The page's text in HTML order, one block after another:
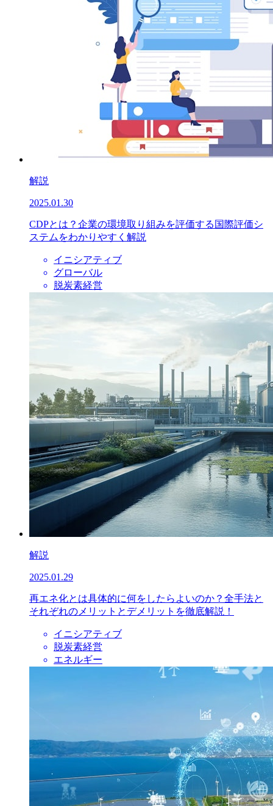
解説
2025.01.30
CDPとは？企業の環境取り組みを評価する国際評価シ
ステムをわかりやすく解説
イニシアティブ
グローバル
脱炭素経営
解説
2025.01.29
再エネ化とは具体的に何をしたらよいのか？全手法と
それぞれのメリットとデメリットを徹底解説！
イニシアティブ
脱炭素経営
エネルギー